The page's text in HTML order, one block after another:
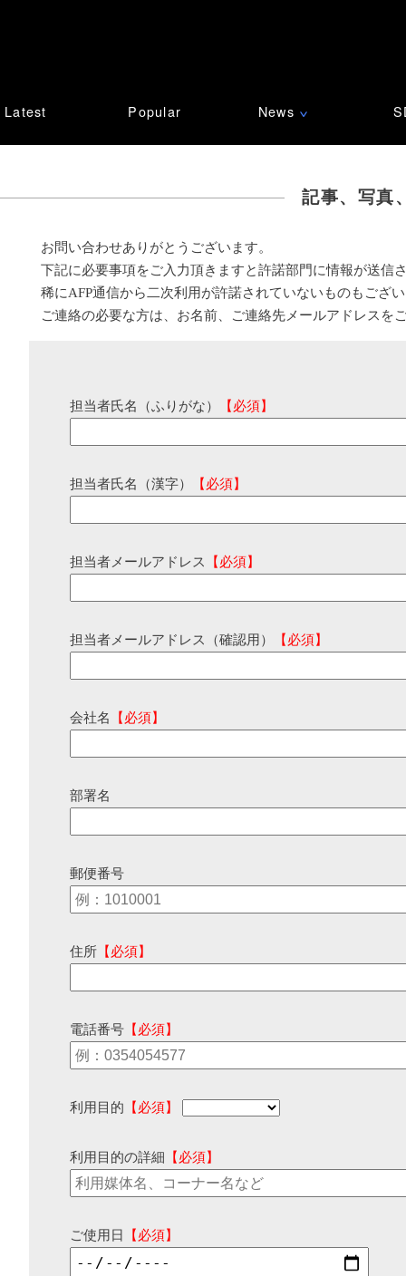
Latest Popular News ∨
記事、写真
お問い合わせありがとうございます。
下記に必要事項をご入力頂きますと許諾部門に情報が送信
稀にAFP通信から二次利用が許諾されていないものもござ
ご連絡の必要な方は、お名前、ご連絡先メールアドレスを
担当者氏名（ふりがな） 【必須】
担当者氏名（漢字） 【必須】
担当者メールアドレス 【必須】
担当者メールアドレス（確認用） 【必須】
会社名 【必須】
部署名
郵便番号
住所 【必須】
電話番号 【必須】
利用目的 【必須】
利用目的の詳細 【必須】
ご使用日 【必須】